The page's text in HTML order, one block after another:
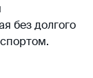
без долгого